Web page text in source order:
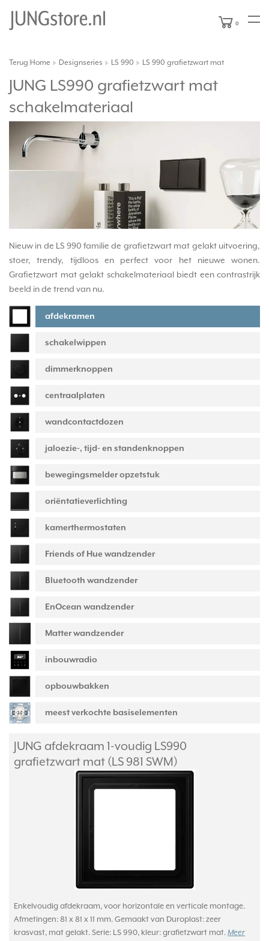
0
Terug Home Designseries LS 990 LS 990 grafietzwart mat
JUNG LS990 grafietzwart mat
schakelmateriaal
Nieuw in de LS 990 familie de grafietzwart mat gelakt uitvoering,
stoer, trendy, tijdloos en perfect voor het nieuwe wonen.
Grafietzwart mat gelakt schakelmateriaal biedt een contrastrijk
beeld in de trend van nu.
afdekramen
schakelwippen
dimmerknoppen
centraalplaten
wandcontactdozen
jaloezie-, tijd- en standenknoppen
bewegingsmelder opzetstuk
oriëntatieverlichting
kamerthermostaten
Friends of Hue wandzender
Bluetooth wandzender
EnOcean wandzender
Matter wandzender
inbouwradio
opbouwbakken
meest verkochte basiselementen
JUNG afdekraam 1-voudig LS990
grafietzwart mat (LS 981 SWM)
Enkelvoudig afdekraam, voor horizontale en verticale montage.
Afmetingen: 81 x 81 x 11 mm. Gemaakt van Duroplast: zeer
krasvast, mat gelakt. Serie: LS 990, kleur: grafietzwart mat. Meer